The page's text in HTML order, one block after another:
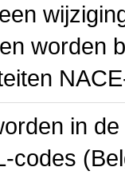
worden
in
codes